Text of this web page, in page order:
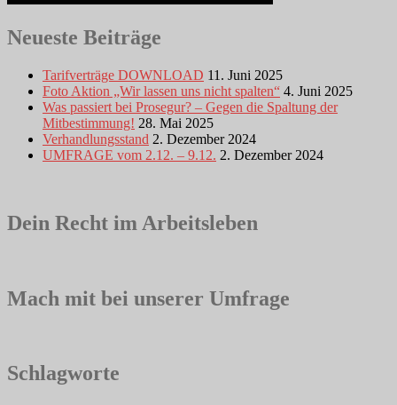
Neueste Beiträge
Tarifverträge DOWNLOAD 11. Juni 2025
Foto Aktion „Wir lassen uns nicht spalten“ 4. Juni 2025
Was passiert bei Prosegur? – Gegen die Spaltung der
Mitbestimmung! 28. Mai 2025
Verhandlungsstand 2. Dezember 2024
UMFRAGE vom 2.12. – 9.12. 2. Dezember 2024
Dein Recht im Arbeitsleben
Mach mit bei unserer Umfrage
Schlagworte